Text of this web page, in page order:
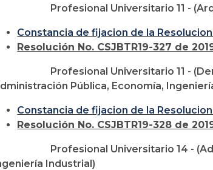
Profesional Universitario 11 -
Constancia de fijacion de la Resolucion
Resolución No. CSJBTR19-327 de
Profesional Universitario 11 -
Pública, Economía,
Constancia de fijacion de la Resolucion
Resolución No. CSJBTR19-328 de
Profesional Universitario 14 -
Industrial)